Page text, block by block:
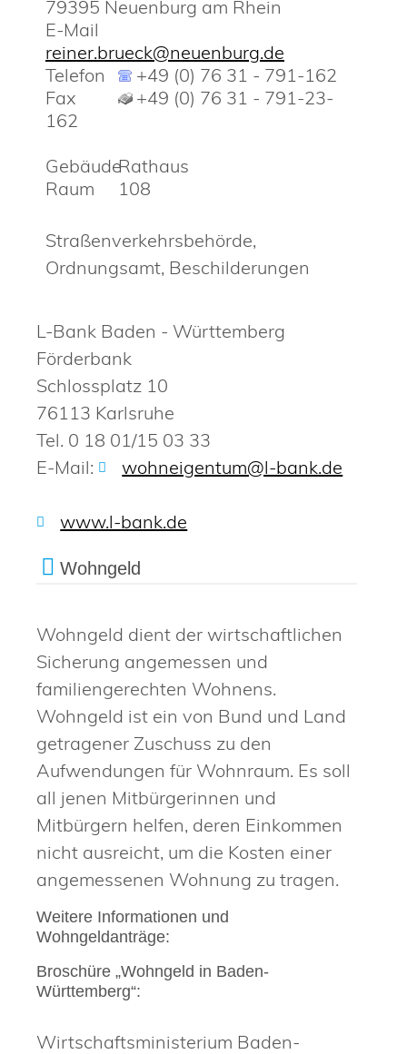
79395 Neuenburg am Rhein
E-Mail
reiner.brueck@neuenburg.de
Telefon
+49 (0) 76 31 - 791-162
Fax
+49 (0) 76 31 - 791-23-
162
GebäudeRathaus
Raum
108
Straßenverkehrsbehörde,
Ordnungsamt, Beschilderungen
L-Bank Baden - Württemberg
Förderbank
Schlossplatz 10
76113 Karlsruhe
Tel. 0 18 01/15 03 33
E-Mail:
wohneigentum@l-bank.de
www.l-bank.de
Wohngeld
Wohngeld dient der wirtschaftlichen
Sicherung angemessen und
familiengerechten Wohnens.
Wohngeld ist ein von Bund und Land
getragener Zuschuss zu den
Aufwendungen für Wohnraum. Es soll
all jenen Mitbürgerinnen und
Mitbürgern helfen, deren Einkommen
nicht ausreicht, um die Kosten einer
angemessenen Wohnung zu tragen.
Weitere Informationen und
Wohngeldanträge:
Broschüre „Wohngeld in Baden-
Württemberg“:
Wirtschaftsministerium Baden-